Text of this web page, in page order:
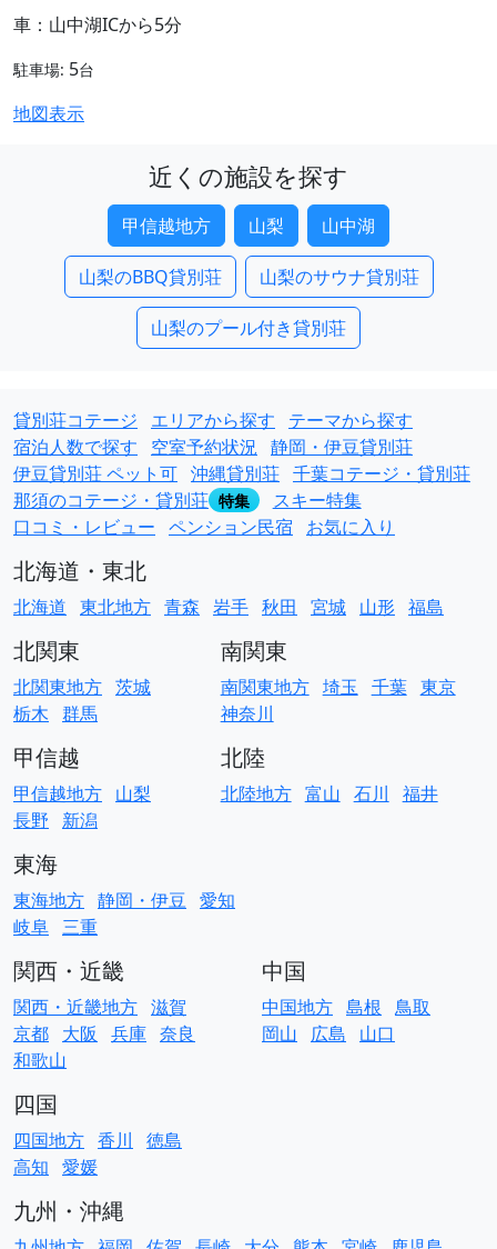
車：山中湖ICから5分
駐車場: 5台
地図表示
近くの施設を探す
甲信越地方 山梨 山中湖
山梨のBBQ貸別荘 山梨のサウナ貸別荘
山梨のプール付き貸別荘
貸別荘コテージ エリアから探す
テーマから探す
宿泊人数で探す
空室予約状況 静岡・伊豆貸別荘
伊豆貸別荘 ペット可 沖縄貸別荘 千葉コテージ・貸別荘
那須のコテージ・貸別荘 特集
スキー特集
口コミ・レビュー ペンション民宿 お気に入り
北海道・東北
北海道 東北地方 青森 岩手 秋田 宮城 山形 福島
北関東
北関東地方 茨城
栃木 群馬
南関東
南関東地方 埼玉 千葉 東京
神奈川
甲信越
甲信越地方 山梨
長野
新潟
北陸
北陸地方 富山 石川 福井
東海
東海地方 静岡・伊豆 愛知
岐阜 三重
関西・近畿
関西・近畿地方 滋賀
京都 大阪 兵庫 奈良
和歌山
中国
中国地方 島根 鳥取
岡山
広島 山口
四国
四国地方 香川
徳島
高知 愛媛
九州・沖縄